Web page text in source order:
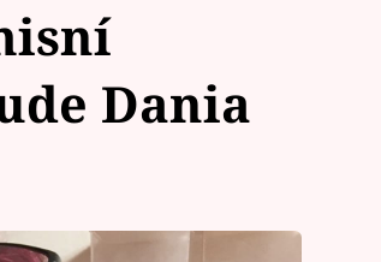
Dania